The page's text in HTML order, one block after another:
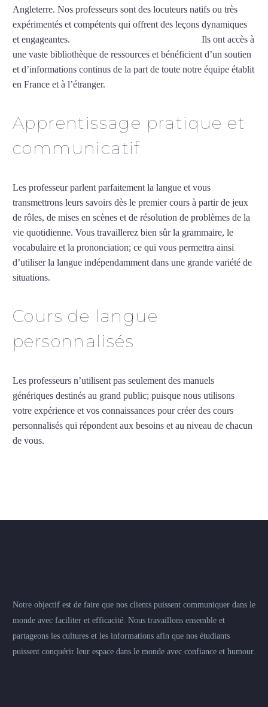
Angleterre. Nos professeurs sont des locuteurs natifs ou très
expérimentés et compétents qui offrent des leçons dynamiques
et engageantes.
Ils ont accès à
une vaste bibliothèque de ressources et bénéficient d’un soutien
et d’informations continus de la part de toute notre équipe établit
en France et à l’étranger.
Apprentissage pratique et
communicatif
Les professeur parlent parfaitement la langue et vous
transmettrons leurs savoirs dès le premier cours à partir de jeux
de rôles, de mises en scènes et de résolution de problèmes de la
vie quotidienne. Vous travaillerez bien sûr la grammaire, le
vocabulaire et la prononciation; ce qui vous permettra ainsi
d’utiliser la langue indépendamment dans une grande variété de
situations.
Cours de langue
personnalisés
Les professeurs n’utilisent pas seulement des manuels
génériques destinés au grand public; puisque nous utilisons
votre expérience et vos connaissances pour créer des cours
personnalisés qui répondent aux besoins et au niveau de chacun
de vous.
Notre objectif est de faire que nos clients puissent communiquer dans le
monde avec faciliter et efficacité. Nous travaillons ensemble et
partageons les cultures et les informations afin que nos étudiants
puissent conquérir leur espace dans le monde avec confiance et humour.